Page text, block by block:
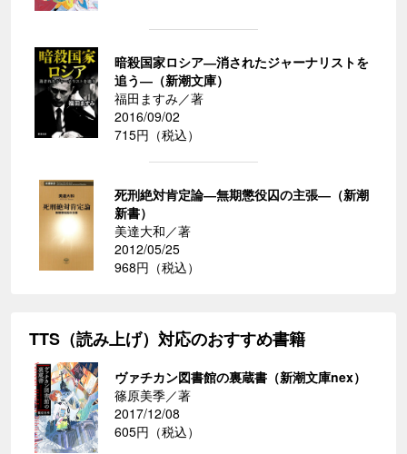
暗殺国家ロシア―消されたジャーナリストを
追う―（新潮文庫）
福田ますみ／著
2016/09/02
715円（税込）
死刑絶対肯定論―無期懲役囚の主張―（新潮
新書）
美達大和／著
2012/05/25
968円（税込）
TTS（読み上げ）対応のおすすめ書籍
ヴァチカン図書館の裏蔵書（新潮文庫nex）
篠原美季／著
2017/12/08
605円（税込）